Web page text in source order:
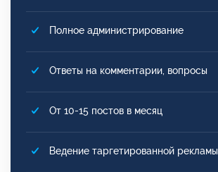
Полное администрирование
Ответы на комментарии, вопросы
От 10-15 постов в месяц
Ведение таргетированной рекламы